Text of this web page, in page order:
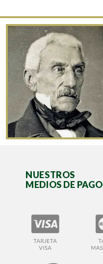
NUESTROS
MEDIOS DE PAGO